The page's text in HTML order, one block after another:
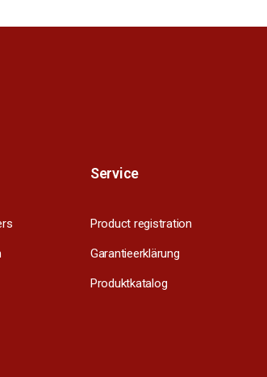
Service
Product registration
Garantieerklärung
Produktkatalog